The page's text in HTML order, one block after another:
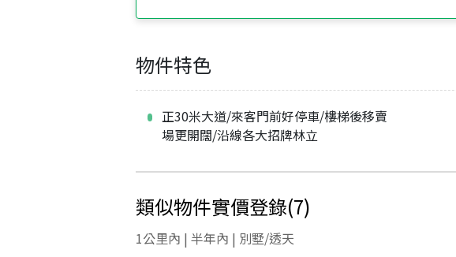
物件特色
正30米大道/來客門前好停車/樓梯後移賣
場更開闊/沿線各大招牌林立
類似物件實價登錄(7)
1公里內 | 半年內 | 別墅/透天